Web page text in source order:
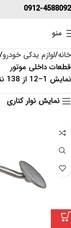
0912-4588092
منو
خانه لوازم یدکی خودرو
قطعات داخلی موتور
نمایش 1–12 از 138 نتیجه
نمایش نوار کناری